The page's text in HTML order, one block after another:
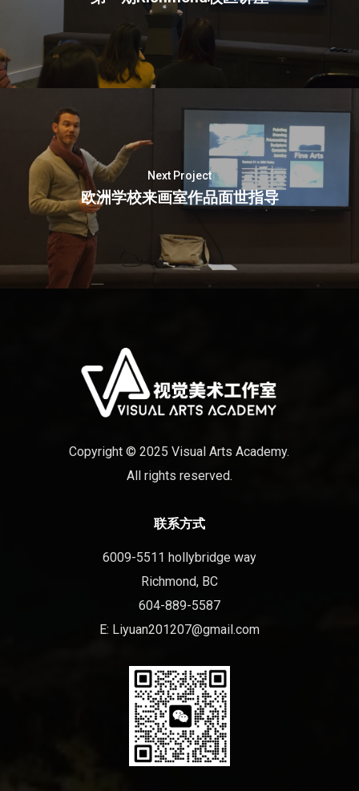
Next Project
欧洲学校来画室作品面世指导
Copyright © 2025 Visual Arts Academy.
All rights reserved.
联系方式
6009-5511 hollybridge way
Richmond, BC
604-889-5587
E: Liyuan201207@gmail.com